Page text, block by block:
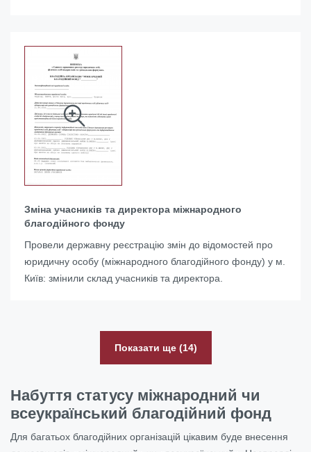
Зміна учасників та директора міжнародного
благодійного фонду
Провели державну реєстрацію змін до відомостей про
юридичну особу (міжнародного благодійного фонду) у м.
Київ: змінили склад учасників та директора.
Показати ще (14)
Набуття статусу міжнародний чи
всеукраїнський благодійний фонд
Для багатьох благодійних організацій цікавим буде внесення